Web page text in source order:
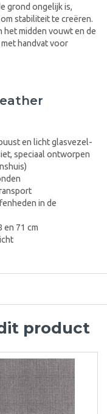
grond ongelijk is,
stabiliteit te creëren.
het midden vouwt en de
handvat voor
en licht glasvezel-
speciaal ontworpen
in de
en 71 cm
product